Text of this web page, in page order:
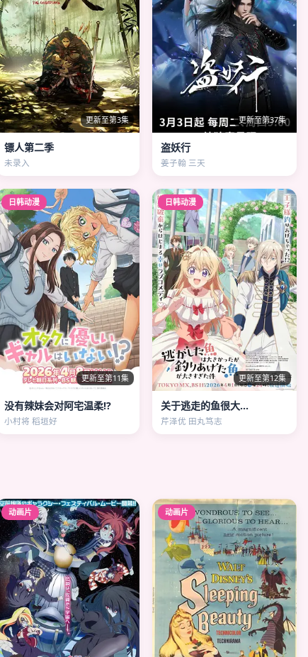
更新至第3集
镖人第二季
未录入
更新至第37集
盗妖行
姜子翰 三天
日韩动漫
更新至第11集
没有辣妹会对阿宅温柔!?
小村将 稻垣好
日韩动漫
更新至第12集
关于逃走的鱼很大…
芹泽优 田丸笃志
动画片 动画片